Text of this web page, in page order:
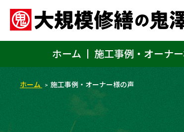
ホーム
施工事例・オーナ
ホーム 施工事例・オーナー様の声